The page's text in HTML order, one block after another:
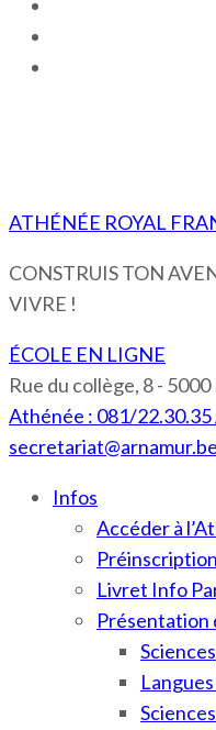
ATHÉNÉE ROYAL
CONSTRUIS TON
VIVRE !
ÉCOLE EN LIGNE
Rue du collège, 8 -
Athénée : 081/
secretariat@arnamur.be
Infos
Accéder à
Livret Info
Présentation
Sciences